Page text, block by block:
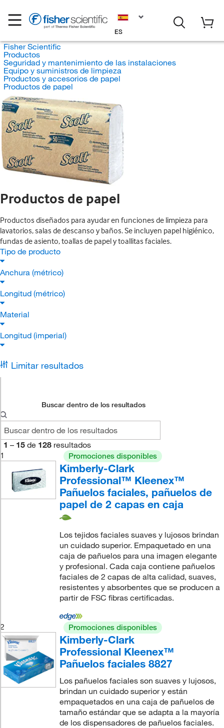
ES
Fisher Scientific
Productos
Seguridad y mantenimiento de las instalaciones
Equipo y suministros de limpieza
Productos y accesorios de papel
Productos de papel
Productos de papel
Productos diseñados para ayudar en funciones de limpieza para
lavatorios, salas de descanso y baños. Se incluyen papel higiénico,
fundas de asiento, toallas de papel y toallitas faciales.
Tipo de producto
Anchura (métrico)
Longitud (métrico)
Material
Longitud (imperial)
Limitar resultados
Buscar dentro de los resultados
1 – 15 de 128 resultados
1
Promociones disponibles
Kimberly-Clark
Professional™ Kleenex™
Pañuelos faciales, pañuelos de
papel de 2 capas en caja
Los tejidos faciales suaves y lujosos brindan
un cuidado superior. Empaquetado en una
caja de pañuelos para una imagen elegante
y profesional. Cada caja contiene pañuelos
faciales de 2 capas de alta calidad, suaves,
resistentes y absorbentes que se producen a
partir de FSC fibras certificadas.
2 Promociones disponibles
Kimberly-Clark
Professional Kleenex™
Pañuelos faciales 8827
Los pañuelos faciales son suaves y lujosos,
brindan un cuidado superior y están
empaquetados en una caja de pañuelos de
tamaño estándar que se adapta a la mayoría
de los dispensadores de pañuelos faciales.